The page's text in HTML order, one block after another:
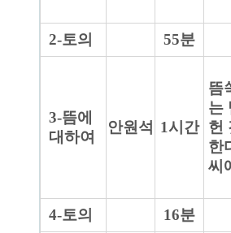
2-토의 55분
3-뜸에
대하여
안원석 1시간
뜸
는
헌
한
씨
4-토의 16분